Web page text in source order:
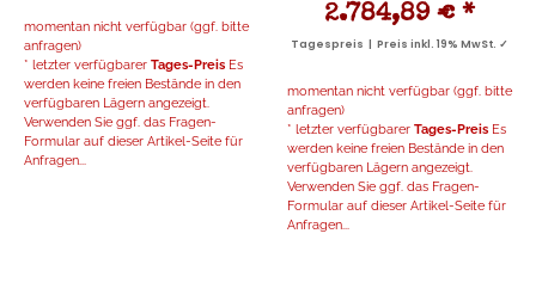
momentan nicht verfügbar (ggf. bitte
anfragen)
* letzter verfügbarer Tages-Preis Es
werden keine freien Bestände in den
verfügbaren Lägern angezeigt.
Verwenden Sie ggf. das Fragen-
Formular auf dieser Artikel-Seite für
Anfragen...
2.784,89 € *
Tagespreis | Preis inkl. 19% MwSt. ✓
momentan nicht verfügbar (ggf. bitte
anfragen)
* letzter verfügbarer Tages-Preis Es
werden keine freien Bestände in den
verfügbaren Lägern angezeigt.
Verwenden Sie ggf. das Fragen-
Formular auf dieser Artikel-Seite für
Anfragen...